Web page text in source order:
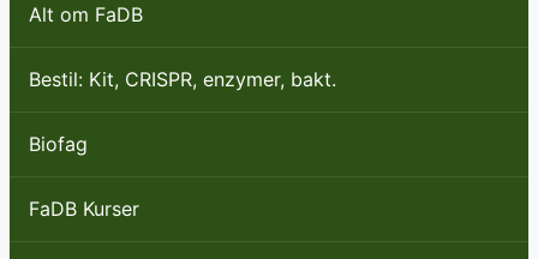
Alt om FaDB
Bestil: Kit, CRISPR, enzymer, bakt.
Biofag
FaDB Kurser